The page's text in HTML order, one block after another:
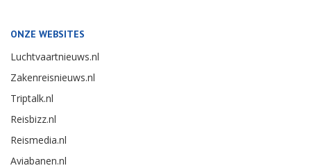
ONZE WEBSITES
Luchtvaartnieuws.nl
Zakenreisnieuws.nl
Triptalk.nl
Reisbizz.nl
Reismedia.nl
Aviabanen.nl